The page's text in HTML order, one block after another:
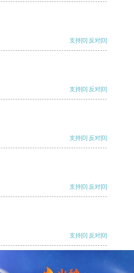
支持[0] 反对[0]
支持[0] 反对[0]
支持[0] 反对[0]
支持[0] 反对[0]
支持[0] 反对[0]